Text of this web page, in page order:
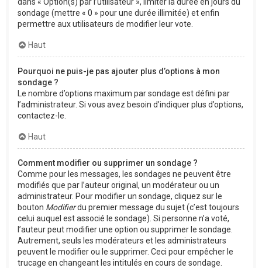
sondage (mettre « 0 » pour une durée illimitée) et enfin
permettre aux utilisateurs de modifier leur vote.
Haut
Pourquoi ne puis-je pas ajouter plus d’options à mon
sondage ?
Le nombre d’options maximum par sondage est défini par
l’administrateur. Si vous avez besoin d’indiquer plus d’options,
contactez-le.
Haut
Comment modifier ou supprimer un sondage ?
Comme pour les messages, les sondages ne peuvent être
modifiés que par l’auteur original, un modérateur ou un
administrateur. Pour modifier un sondage, cliquez sur le
bouton Modifierdu premier message du sujet (c’est toujours
celui auquel est associé le sondage). Si personne n’a voté,
l’auteur peut modifier une option ou supprimer le sondage.
Autrement, seuls les modérateurs et les administrateurs
peuvent le modifier ou le supprimer. Ceci pour empêcher le
trucage en changeant les intitulés en cours de sondage.